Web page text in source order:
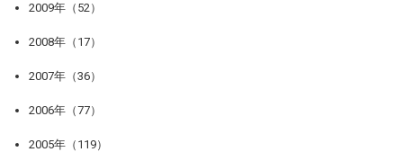
2009年（52）
2008年（17）
2007年（36）
2006年（77）
2005年（119）